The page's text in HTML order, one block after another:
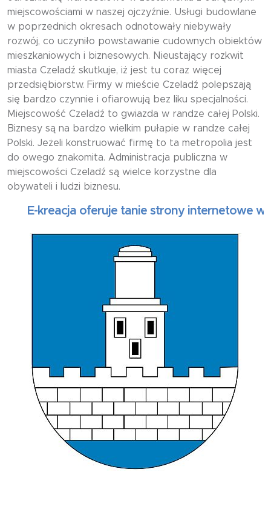
miejscowościami w naszej ojczyźnie. Usługi budowlane
w poprzednich okresach odnotowały niebywały
rozwój, co uczyniło powstawanie cudownych obiektów
mieszkaniowych i biznesowych. Nieustający rozkwit
miasta Czeladź skutkuje, iż jest tu coraz więcej
przedsiębiorstw. Firmy w mieście Czeladź polepszają
się bardzo czynnie i ofiarowują bez liku specjalności.
Miejscowość Czeladź to gwiazda w randze całej Polski.
Biznesy są na bardzo wielkim pułapie w randze całej
Polski. Jeżeli konstruować firmę to ta metropolia jest
do owego znakomita. Administracja publiczna w
miejscowości Czeladź są wielce korzystne dla
obywateli i ludzi biznesu.
E-kreacja oferuje tanie strony internetowe